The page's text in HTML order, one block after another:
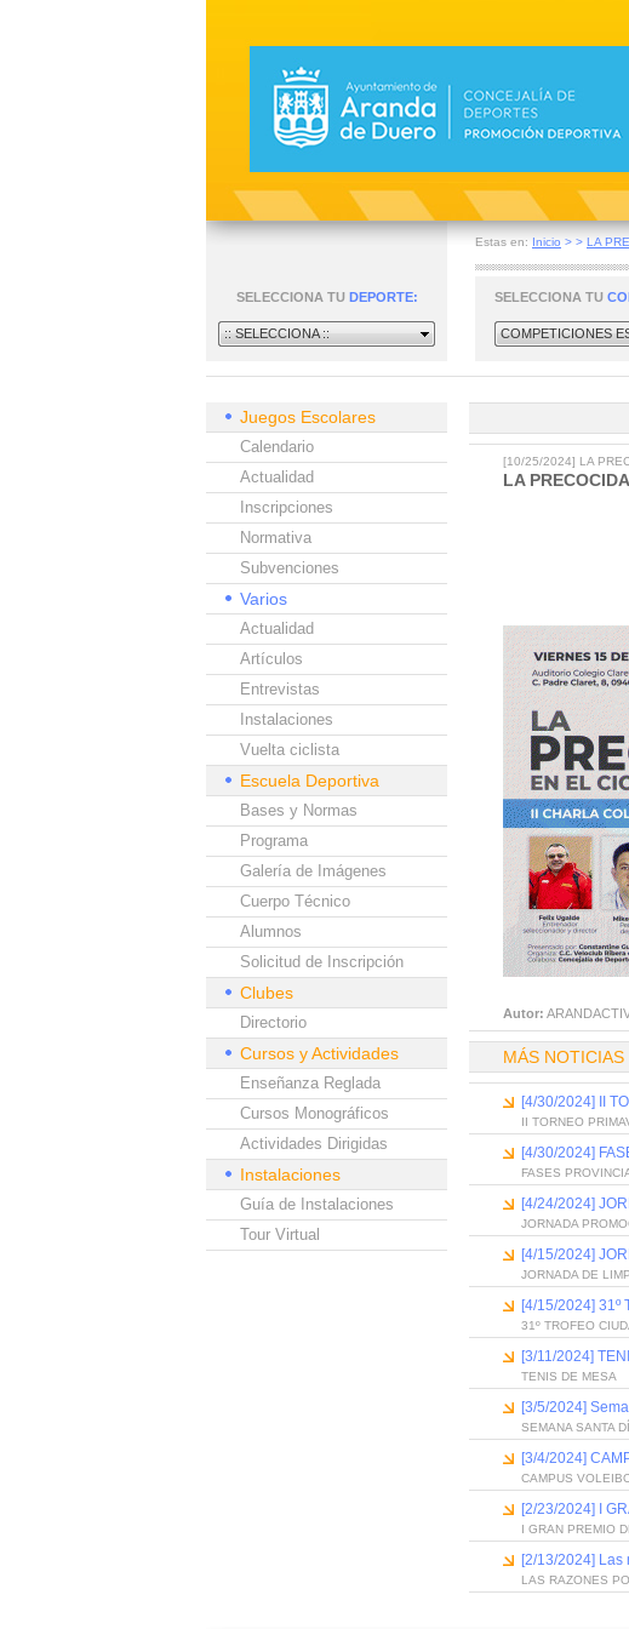
Estas en: Inicio > > LA
SELECCIONA TU DEPORTE:
:: SELECCIONA ::
SELECCIONA TU
COMPETICIONES
Juegos Escolares
Calendario
Actualidad
Inscripciones
Normativa
Subvenciones
Varios
Actualidad
Artículos
Entrevistas
Instalaciones
Vuelta ciclista
Escuela Deportiva
Bases y Normas
Programa
Galería de Imágenes
Cuerpo Técnico
Alumnos
Solicitud de Inscripción
Clubes
Directorio
Cursos y Actividades
Enseñanza Reglada
Cursos Monográficos
Actividades Dirigidas
Instalaciones
Guía de Instalaciones
Tour Virtual
[10/25/2024] LA
LA
Autor:
MÁS NOTICIAS
[4/30/2024] II
II TORNEO
[4/30/2024]
FASES
[4/24/2024]
JORNADA
[4/15/2024]
JORNADA DE
[4/15/2024] 31º
31º TROFEO
[3/11/2024]
TENIS DE MESA
[3/5/2024]
SEMANA SANTA
[3/4/2024]
CAMPUS
[2/23/2024] I
I GRAN PREMIO
[2/13/2024]
LAS RAZONES